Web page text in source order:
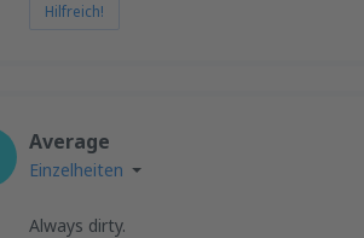
Hilfreich!
Average
Einzelheiten
Always dirty.